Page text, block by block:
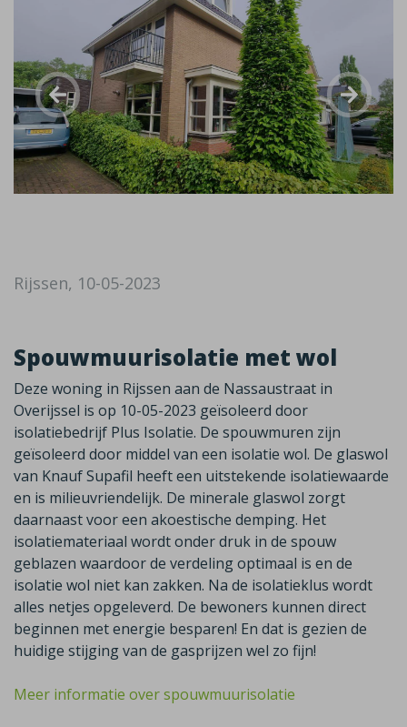
Rijssen, 10-05-2023
Spouwmuurisolatie met wol
Deze woning in Rijssen aan de Nassaustraat in
Overijssel is op 10-05-2023 geïsoleerd door
isolatiebedrijf Plus Isolatie. De spouwmuren zijn
geïsoleerd door middel van een isolatie wol. De glaswol
van Knauf Supafil heeft een uitstekende isolatiewaarde
en is milieuvriendelijk. De minerale glaswol zorgt
daarnaast voor een akoestische demping. Het
isolatiemateriaal wordt onder druk in de spouw
geblazen waardoor de verdeling optimaal is en de
isolatie wol niet kan zakken. Na de isolatieklus wordt
alles netjes opgeleverd. De bewoners kunnen direct
beginnen met energie besparen! En dat is gezien de
huidige stijging van de gasprijzen wel zo fijn!
Meer informatie over spouwmuurisolatie